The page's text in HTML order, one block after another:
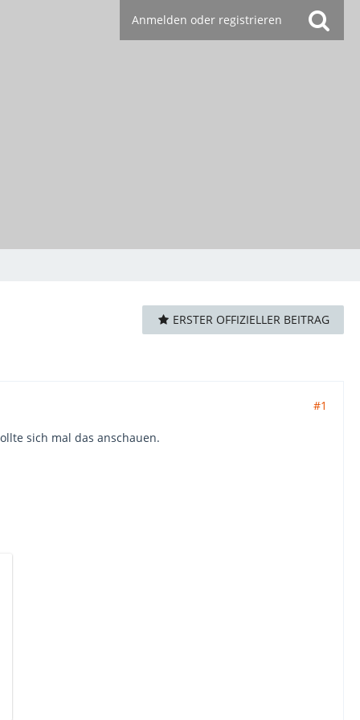
Anmelden oder registrieren
ERSTER OFFIZIELLER BEITRAG
#1
sich mal das anschauen.